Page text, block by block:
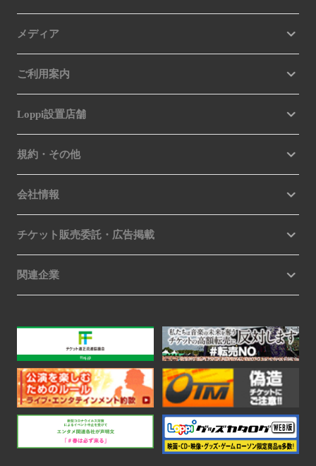
メディア
ご利用案内
Loppi設置店舗
規約・その他
会社情報
チケット販売委託・広告掲載
関連企業